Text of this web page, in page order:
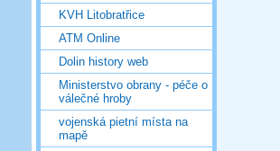
KVH Litobratřice
ATM Online
Dolin history web
Ministerstvo obrany - péče o
válečné hroby
vojenská pietní místa na
mapě